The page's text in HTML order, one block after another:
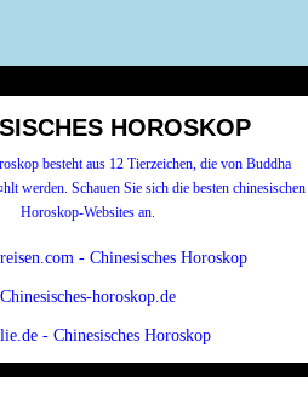
HOROSKOP
besteht aus 12 Tierzeichen, die von Buddha
werden. Schauen Sie sich die besten chinesischen
Horoskop-Websites an.
- Chinesisches Horoskop
Chinesisches-horoskop.de
- Chinesisches Horoskop